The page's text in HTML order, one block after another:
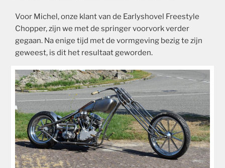
Voor Michel, onze klant van de Earlyshovel Freestyle
Chopper, zijn we met de springer voorvork verder
gegaan. Na enige tijd met de vormgeving bezig te zijn
geweest, is dit het resultaat geworden.